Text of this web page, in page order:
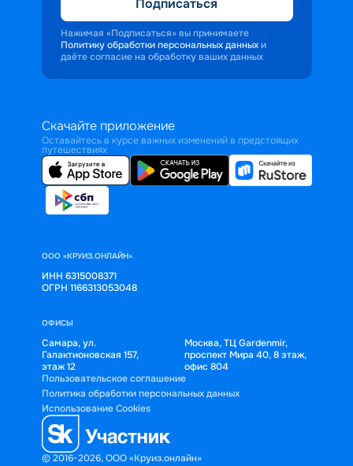
Нажимая «Подписаться» вы принимаете
Политику обработки персональных данных и
даёте согласие на обработку ваших данных
Скачайте приложение
Оставайтесь в курсе важных изменений в предстоящих
путешествиях
ООО «КРУИЗ.ОНЛАЙН»
ИНН 6315008371
ОГРН 1166313053048
ОФИСЫ
Самара, ул.
Галактионовская 157,
этаж 12
Москва, ТЦ Gardenmir,
проспект Мира 40, 8 этаж,
офис 804
© 2016-2026, ООО «Круиз.онлайн»
Пользовательское соглашение
Политика обработки персональных данных
Использование Cookies